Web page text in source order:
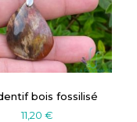
bois fossilisé
11,20 €